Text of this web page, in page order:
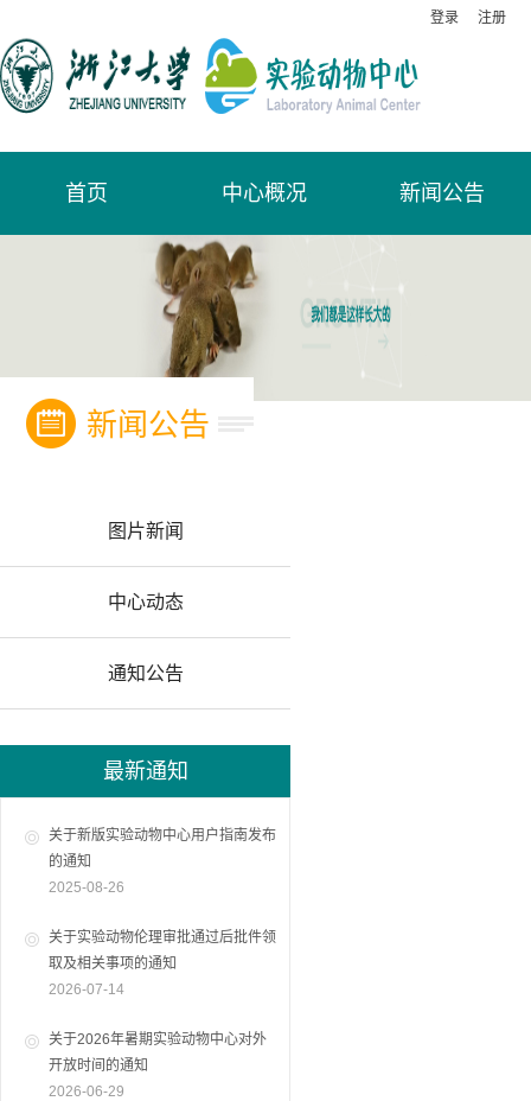
登录 注册
首页 中心概况 新闻公告
新闻公告
图片新闻
中心动态
通知公告
最新通知
关于新版实验动物中心用户指南发布
的通知
2025-08-26
关于实验动物伦理审批通过后批件领
取及相关事项的通知
2026-07-14
关于2026年暑期实验动物中心对外
开放时间的通知
2026-06-29